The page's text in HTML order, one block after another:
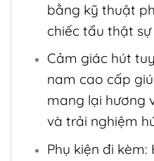
bằng kỹ thuật
chiếc tẩu thật
Cảm giác hút
nam cao cấp
mang lại hương
và trải nghiệm
Phụ kiện đi